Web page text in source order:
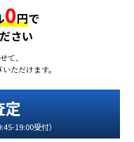
0円で
さい
て、
ただけます。
定
19:00受付）